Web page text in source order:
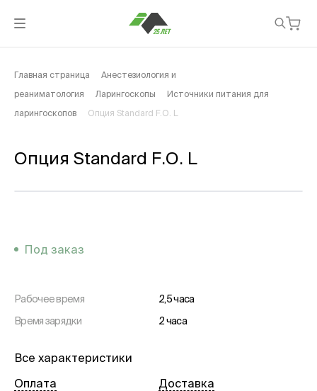
Главная страница Анестезиология и
реаниматология Ларингоскопы Источники питания для
ларингоскопов Опция Standard F.O. L
Опция Standard F.O. L
Под заказ
Рабочее время
2,5 часа
Время зарядки
2 часа
Все характеристики
Оплата Доставка